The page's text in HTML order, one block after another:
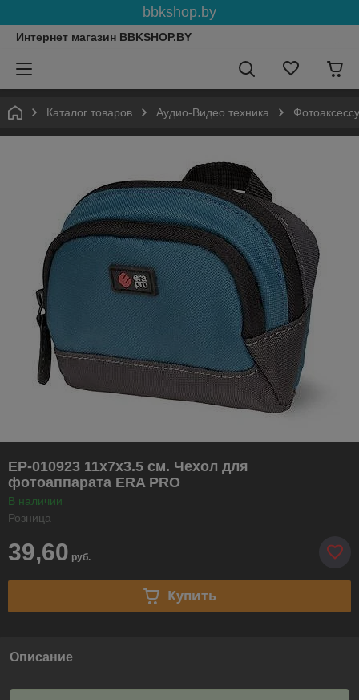
bbkshop.by
Интернет магазин BBKSHOP.BY
Каталог товаров Аудио-Видео техника
EP-010923 11x7x3.5 см. Чехол для
фотоаппарата ERA PRO
В наличии
Розница
39,60 руб.
Купить
Описание